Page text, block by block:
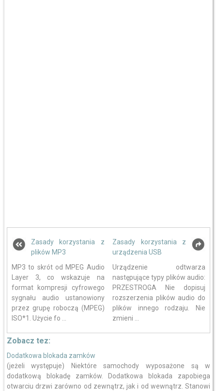
Zasady korzystania z
plików MP3
MP3 to skrót od MPEG Audio
Layer 3, co wskazuje na
format kompresji cyfrowego
sygnału audio ustanowiony
przez grupę roboczą (MPEG)
ISO*1. Użycie fo ...
Zasady korzystania z
urządzenia USB
Urządzenie odtwarza
następujące typy plików audio:
PRZESTROGA Nie dopisuj
rozszerzenia plików audio do
plików innego rodzaju. Nie
zmieni ...
Zobacz tez:
Dodatkowa blokada zamków
(jeżeli występuje) Niektóre samochody wyposażone są w
dodatkową blokadę zamków. Dodatkowa blokada zapobiega
otwarciu drzwi zarówno od zewnątrz, jak i od wewnątrz. Stanowi